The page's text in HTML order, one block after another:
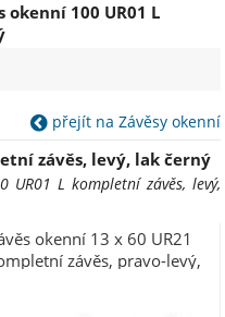
100 UR01 L
přejít na Závěsy okenní
závěs, levý, lak černý
UR01 L kompletní závěs, levý,
okenní 13 x 60 UR21
závěs, pravo-levý,